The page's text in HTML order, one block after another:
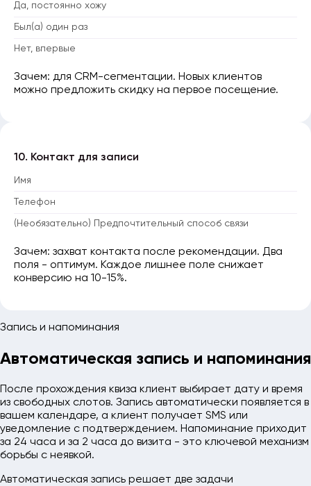
Да, постоянно хожу
Был(а) один раз
Нет, впервые
Зачем: для CRM-сегментации. Новых клиентов
можно предложить скидку на первое посещение.
10. Контакт для записи
Имя
Телефон
(Необязательно) Предпочтительный способ связи
Зачем: захват контакта после рекомендации. Два
поля - оптимум. Каждое лишнее поле снижает
конверсию на 10-15%.
Запись и напоминания
Автоматическая запись и напоминания
После прохождения квиза клиент выбирает дату и время
из свободных слотов. Запись автоматически появляется в
вашем календаре, а клиент получает SMS или
уведомление с подтверждением. Напоминание приходит
за 24 часа и за 2 часа до визита - это ключевой механизм
борьбы с неявкой.
Автоматическая запись решает две задачи